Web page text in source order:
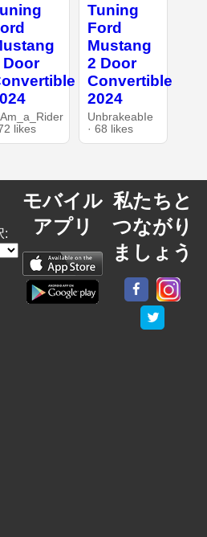
Door
likes
Tuning
Ford
Mustang
2 Door
Convertible
2024
UnbrakeabIe
· 68 likes
:
モバイル
アプリ
私たちと
つながり
ましょう